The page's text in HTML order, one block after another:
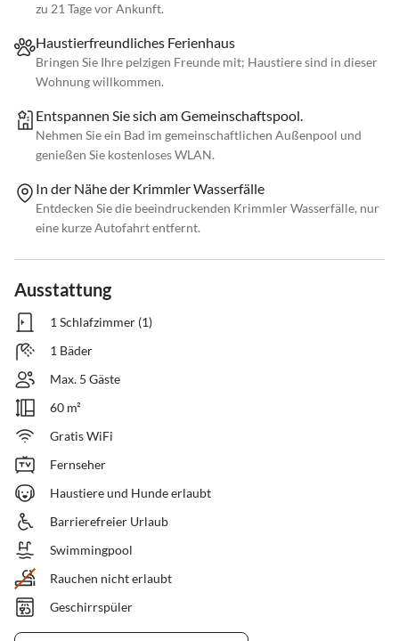
zu 21 Tage vor Ankunft.
Haustierfreundliches Ferienhaus
Bringen Sie Ihre pelzigen Freunde mit; Haustiere sind in dieser
Wohnung willkommen.
Entspannen Sie sich am Gemeinschaftspool.
Nehmen Sie ein Bad im gemeinschaftlichen Außenpool und
genießen Sie kostenloses WLAN.
In der Nähe der Krimmler Wasserfälle
Entdecken Sie die beeindruckenden Krimmler Wasserfälle, nur
eine kurze Autofahrt entfernt.
Ausstattung
1 Schlafzimmer (1)
1 Bäder
Max. 5 Gäste
60 m²
Gratis WiFi
Fernseher
Haustiere und Hunde erlaubt
Barrierefreier Urlaub
Swimmingpool
Rauchen nicht erlaubt
Geschirrspüler